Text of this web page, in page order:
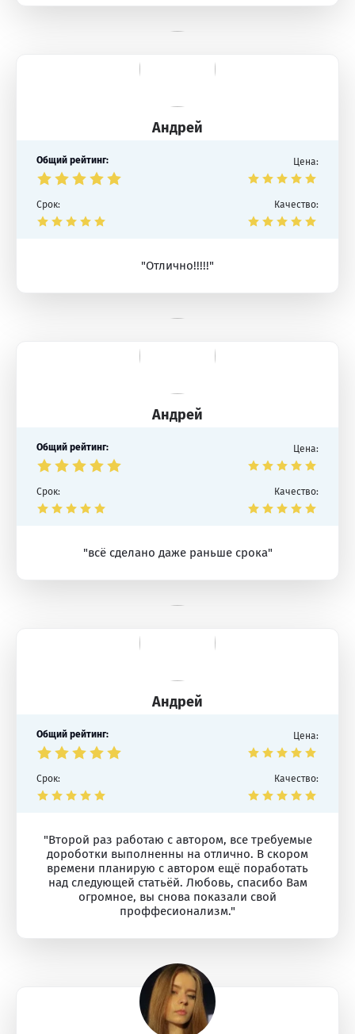
Андрей
Общий рейтинг: Цена:
Срок: Качество:
"Отлично!!!!!"
Андрей
Общий рейтинг: Цена:
Срок: Качество:
"всё сделано даже раньше срока"
Андрей
Общий рейтинг: Цена:
Срок: Качество:
"Второй раз работаю с автором, все требуемые
дороботки выполненны на отлично. В скором
времени планирую с автором ещё поработать
над следующей статьёй. Любовь, спасибо Вам
огромное, вы снова показали свой
проффесионализм."